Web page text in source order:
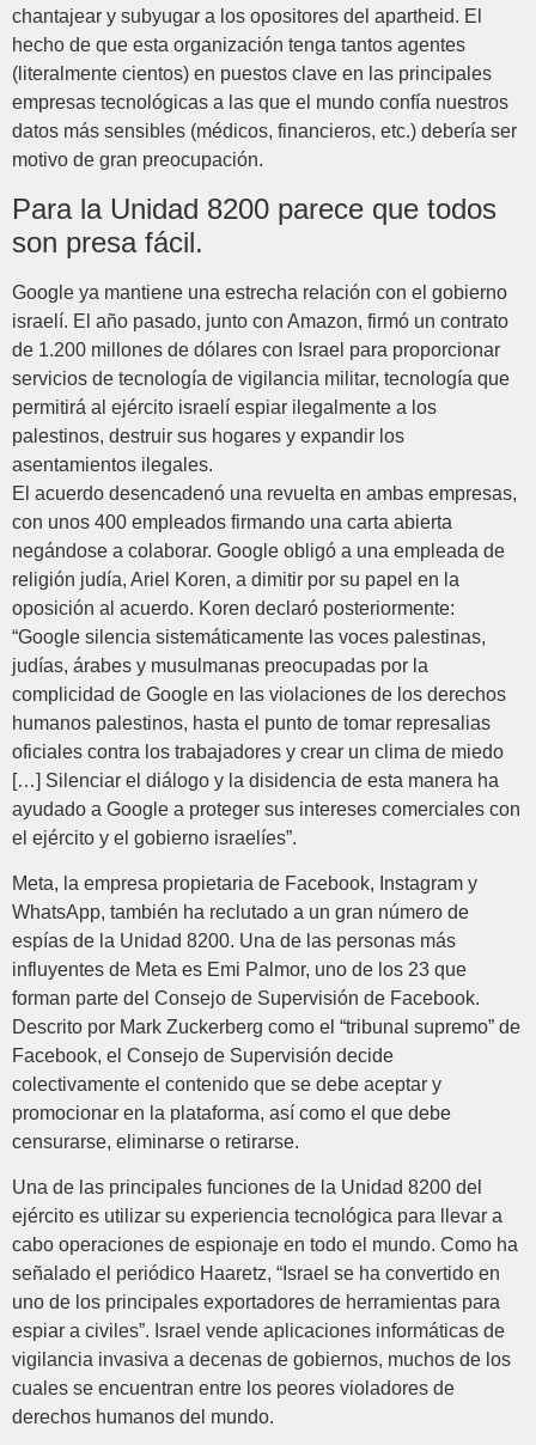
chantajear y subyugar a los opositores del apartheid. El
hecho de que esta organización tenga tantos agentes
(literalmente cientos) en puestos clave en las principales
empresas tecnológicas a las que el mundo confía nuestros
datos más sensibles (médicos, financieros, etc.) debería ser
motivo de gran preocupación.
Para la Unidad 8200 parece que todos
son presa fácil.
Google ya mantiene una estrecha relación con el gobierno
israelí. El año pasado, junto con Amazon, firmó un contrato
de 1.200 millones de dólares con Israel para proporcionar
servicios de tecnología de vigilancia militar, tecnología que
permitirá al ejército israelí espiar ilegalmente a los
palestinos, destruir sus hogares y expandir los
asentamientos ilegales.
El acuerdo desencadenó una revuelta en ambas empresas,
con unos 400 empleados firmando una carta abierta
negándose a colaborar. Google obligó a una empleada de
religión judía, Ariel Koren, a dimitir por su papel en la
oposición al acuerdo. Koren declaró posteriormente:
“Google silencia sistemáticamente las voces palestinas,
judías, árabes y musulmanas preocupadas por la
complicidad de Google en las violaciones de los derechos
humanos palestinos, hasta el punto de tomar represalias
oficiales contra los trabajadores y crear un clima de miedo
[…] Silenciar el diálogo y la disidencia de esta manera ha
ayudado a Google a proteger sus intereses comerciales con
el ejército y el gobierno israelíes”.
Meta, la empresa propietaria de Facebook, Instagram y
WhatsApp, también ha reclutado a un gran número de
espías de la Unidad 8200. Una de las personas más
influyentes de Meta es Emi Palmor, uno de los 23 que
forman parte del Consejo de Supervisión de Facebook.
Descrito por Mark Zuckerberg como el “tribunal supremo” de
Facebook, el Consejo de Supervisión decide
colectivamente el contenido que se debe aceptar y
promocionar en la plataforma, así como el ​​que debe
censurarse, eliminarse o retirarse.
Una de las principales funciones de la Unidad 8200 del
ejército es utilizar su experiencia tecnológica para llevar a
cabo operaciones de espionaje en todo el mundo. Como ha
señalado el periódico Haaretz, “Israel se ha convertido en
uno de los principales exportadores de herramientas para
espiar a civiles”. Israel vende aplicaciones informáticas de
vigilancia invasiva a decenas de gobiernos, muchos de los
cuales se encuentran entre los peores violadores de
derechos humanos del mundo.